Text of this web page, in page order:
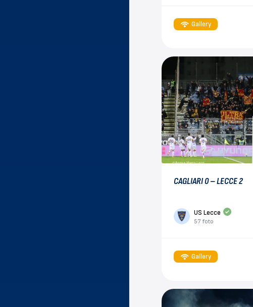
Gallery
CAGLIARI 0 – LECCE 2
US Lecce
57 foto
Gallery